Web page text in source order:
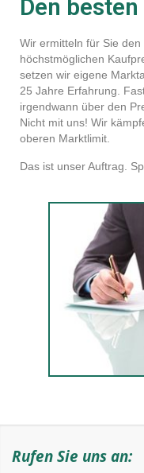
Den
Wir ermitteln für Sie
höchstmöglichen
setzen wir eigene
25 Jahre Erfahrung.
irgendwann über den
Nicht mit uns! Wir
oberen Marktlimit.
Das ist unser Auftrag.
Rufen Sie uns an: